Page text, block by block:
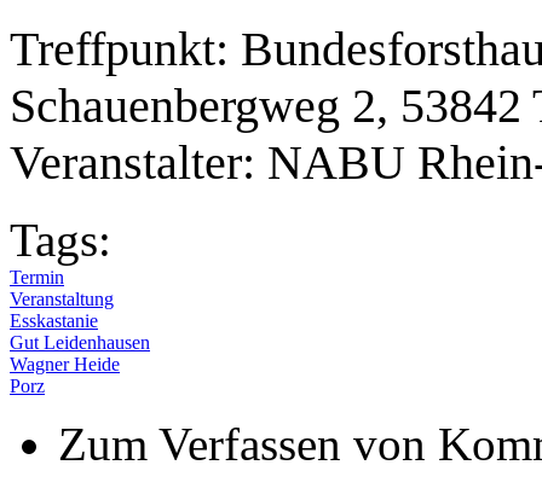
Treffpunkt:
Schauenbergweg 2,
Veranstalter: NABU
Tags:
Termin
Veranstaltung
Esskastanie
Gut Leidenhausen
Wagner Heide
Porz
Zum Verfassen von